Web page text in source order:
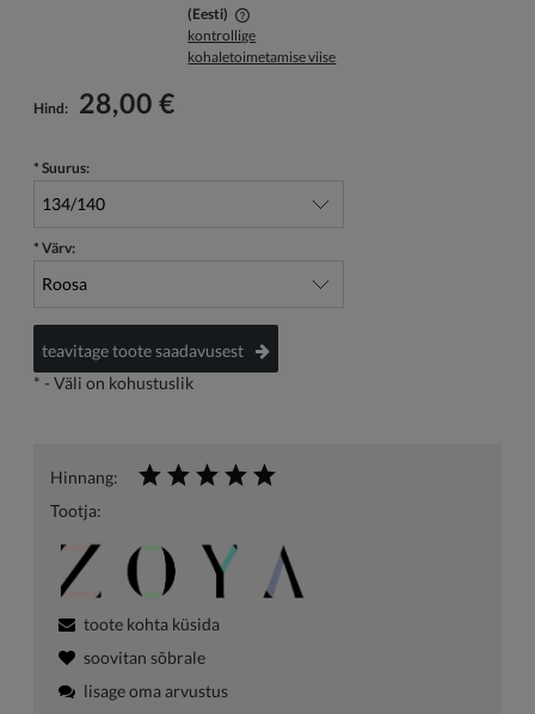
(Eesti)
Hind ei sisalda võimalikke maksekulusid
kontrollige
kohaletoimetamise viise
Hind: 28,00 €
* Suurus:
* Värv:
teavitage toote saadavusest
* - Väli on kohustuslik
Hinnang:
Tootja:
toote kohta küsida
soovitan sõbrale
lisage oma arvustus